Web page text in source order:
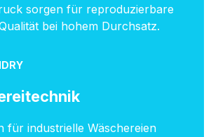
sorgen für reproduzierbare
bei hohem Durchsatz.
für industrielle Wäschereien